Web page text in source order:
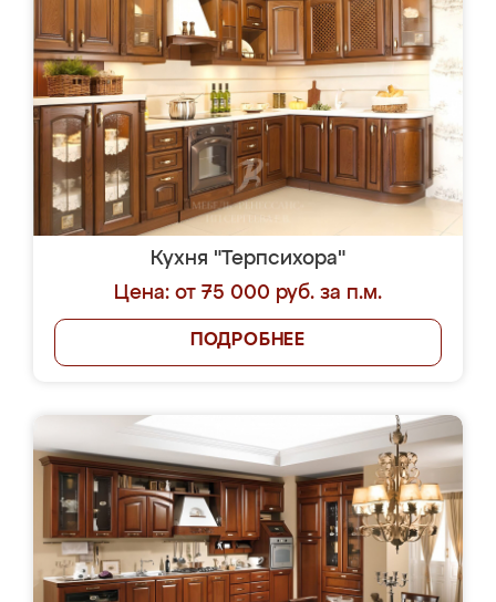
Кухня "Терпсихора"
Цена: от 75 000 руб. за п.м.
ПОДРОБНЕЕ